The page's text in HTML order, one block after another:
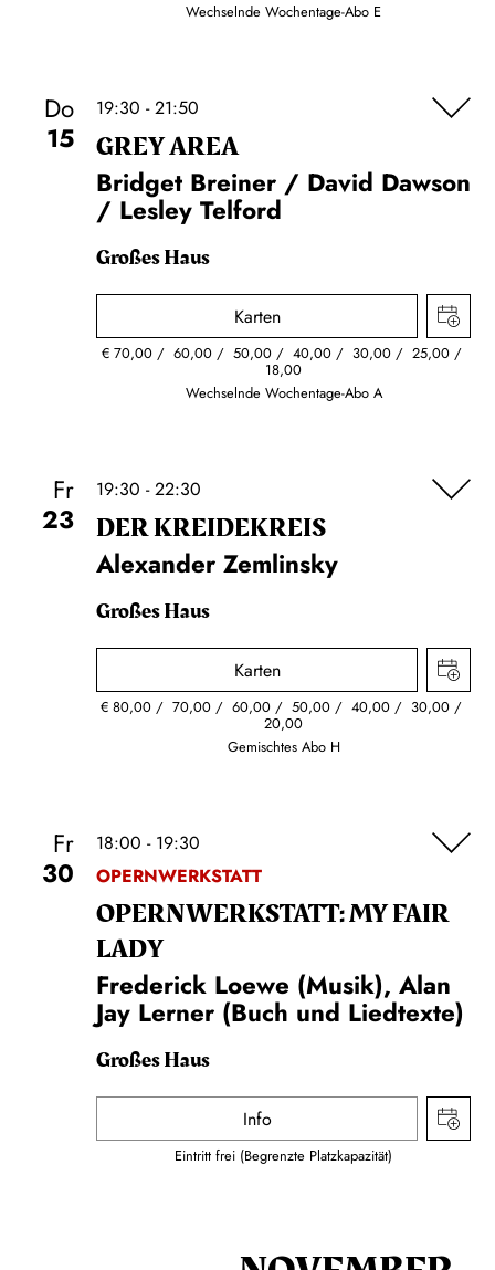
Wechselnde Wochentage-Abo E
Do
15
19:30 - 21:50
GREY AREA
Bridget Breiner / David Dawson
/ Lesley Telford
Großes Haus
Karten
€ 70,00 60,00 50,00 40,00 30,00 25,00
18,00
Wechselnde Wochentage-Abo A
Fr
23
19:30 - 22:30
DER KREIDE­KREIS
Alexander Zemlinsky
Großes Haus
Karten
€80,00 70,00 60,00 50,00 40,00 30,00
20,00
Gemischtes Abo H
Fr
30
18:00 - 19:30
OPERNWERKSTATT
OPERN­WERKSTATT: MY FAIR
LADY
Frederick Loewe (Musik), Alan
Jay Lerner (Buch und Liedtexte)
Großes Haus
Info
Eintritt frei (Begrenzte Platzkapazität)